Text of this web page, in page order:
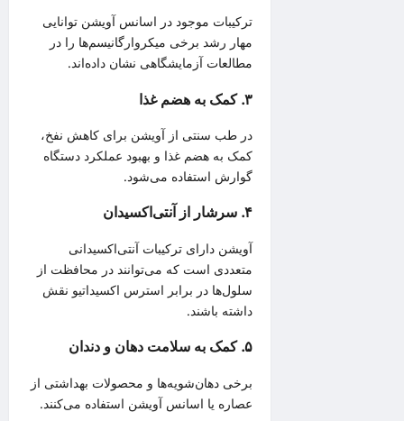
ترکیبات موجود در اسانس آویشن توانایی
مهار رشد برخی میکروارگانیسم‌ها را در
مطالعات آزمایشگاهی نشان داده‌اند.
۳. کمک به هضم غذا
در طب سنتی از آویشن برای کاهش نفخ،
کمک به هضم غذا و بهبود عملکرد دستگاه
گوارش استفاده می‌شود.
۴. سرشار از آنتی‌اکسیدان
آویشن دارای ترکیبات آنتی‌اکسیدانی
متعددی است که می‌توانند در محافظت از
سلول‌ها در برابر استرس اکسیداتیو نقش
داشته باشند.
۵. کمک به سلامت دهان و دندان
برخی دهان‌شویه‌ها و محصولات بهداشتی از
عصاره یا اسانس آویشن استفاده می‌کنند.